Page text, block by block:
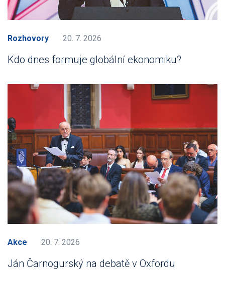
Rozhovory 20. 7. 2026
Kdo dnes formuje globální ekonomiku?
Akce 20. 7. 2026
Ján Čarnogurský na debatě v Oxfordu